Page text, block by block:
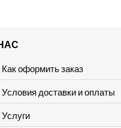
Как оформить заказ
Условия доставки и оплаты
Услуги